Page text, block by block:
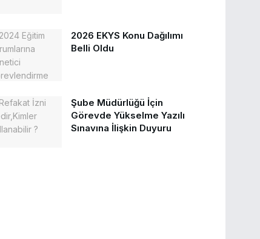
2026 EKYS Konu Dağılımı
Belli Oldu
Şube Müdürlüğü İçin
Görevde Yükselme Yazılı
Sınavına İlişkin Duyuru